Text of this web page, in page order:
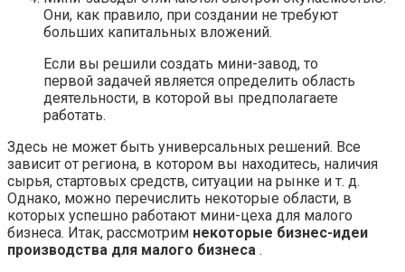
Они, как правило, при создании не требуют
больших капитальных вложений.
Если вы решили создать мини-завод, то
первой задачей является определить область
деятельности, в которой вы предполагаете
работать.
Здесь не может быть универсальных решений. Все
зависит от региона, в котором вы находитесь, наличия
сырья, стартовых средств, ситуации на рынке и т. д.
Однако, можно перечислить некоторые области, в
которых успешно работают мини-цеха для малого
бизнеса. Итак, рассмотрим некоторые бизнес-идеи
производства для малого бизнеса .